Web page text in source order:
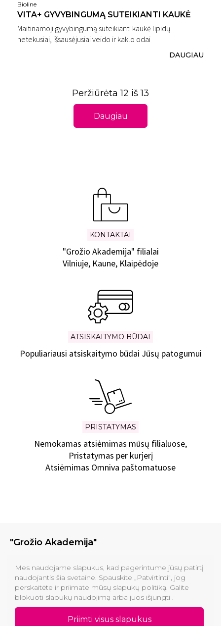
Bioline
VITA+ GYVYBINGUMĄ SUTEIKIANTI KAUKĖ
Maitinamoji gyvybingumą suteikianti kaukė lipidų
netekusiai, išsausėjusiai veido ir kaklo odai
DAUGIAU
Peržiūrėta 12 iš 13
Daugiau
KONTAKTAI
"Grožio Akademija" filialai
Vilniuje, Kaune, Klaipėdoje
ATSISKAITYMO BŪDAI
Populiariausi atsiskaitymo būdai Jūsų patogumui
PRISTATYMAS
Nemokamas atsiėmimas mūsų filialuose,
Pristatymas per kurjerį
Atsiėmimas Omniva paštomatuose
"Grožio Akademija"
Klinikos
Informacija pirkėjams
Mes naudojame slapukus, kad pagerintume jūsų patirtį
naudojantis šia svetaine. Spauskite „Patvirtinti“, jog
perskaitėte ir priimate mūsų slapukų politiką. Galite
blokuoti slapukų naudojimą arba juos išjungti .
Priimti visus slapukus